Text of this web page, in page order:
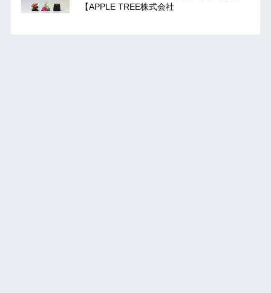
【APPLE TREE株式会社